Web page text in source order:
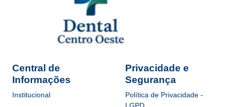
Central de
Informações
Institucional
Privacidade e
Segurança
Política de Privacidade -